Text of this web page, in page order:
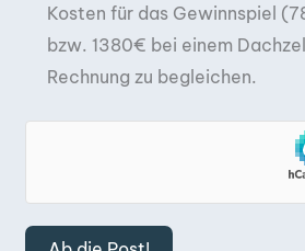
Kosten für das Gewinnspiel
bzw. 1380€ bei einem
Rechnung zu begleichen.